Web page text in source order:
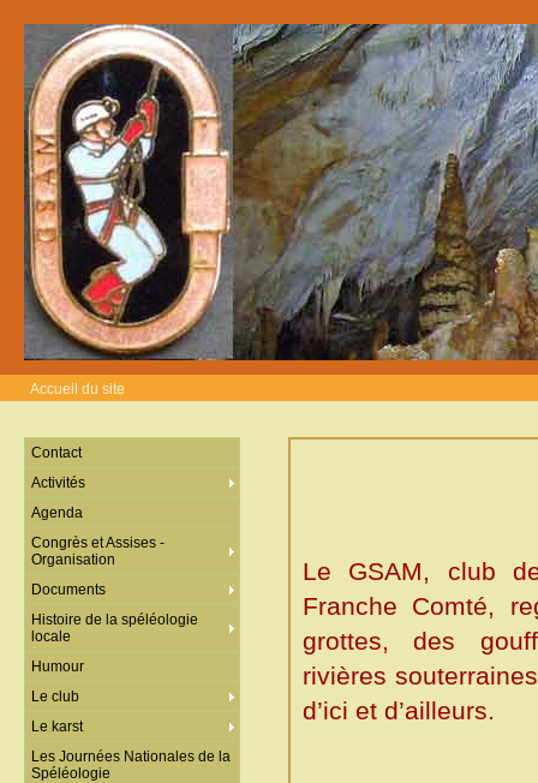
Accueil du site
Le GSAM, club
Franche Comté,
grottes, des
rivières
d’ici et d’ailleurs.
Contact
Activités
Agenda
Congrès et Assises -
Organisation
Documents
Histoire de la spéléologie
locale
Humour
Le club
Le karst
Les Journées Nationales de la
Spéléologie